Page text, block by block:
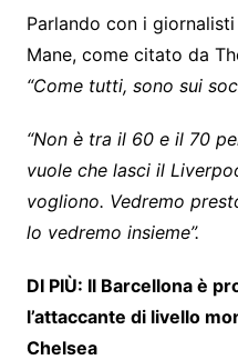
Parlando con i
Mane, come citato da
“Come tutti, sono sui
“Non è tra il 60 e il 70
vuole che lasci il
vogliono. Vedremo
lo vedremo insieme”.
DI PIÙ: Il Barcellona è
l’attaccante di livello
Chelsea